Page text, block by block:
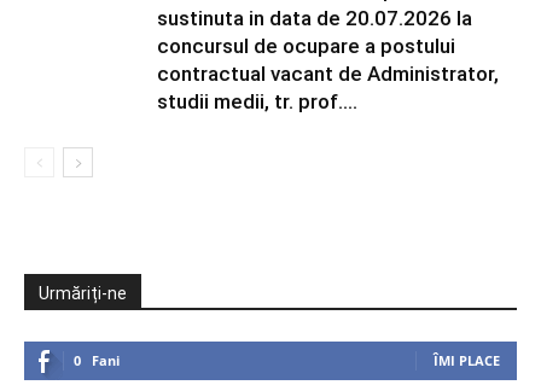
sustinuta in data de 20.07.2026 la
concursul de ocupare a postului
contractual vacant de Administrator,
studii medii, tr. prof....
Urmăriți-ne
0 Fani ÎMI PLACE